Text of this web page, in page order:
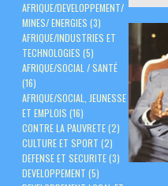
AFRIQUE/DEVELOPPEMENT/
MINES/ ENERGIES (3)
AFRIQUE/INDUSTRIES ET
TECHNOLOGIES (5)
AFRIQUE/SOCIAL / SANTÉ
(16)
AFRIQUE/SOCIAL, JEUNESSE
ET EMPLOIS (16)
CONTRE LA PAUVRETE(2)
CULTURE ET SPORT (2)
DEFENSE ET SECURITE(3)
DEVELOPPEMENT (5)